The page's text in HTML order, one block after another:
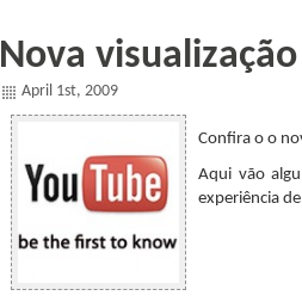
Nova
April 1st, 2009
Confira o o
Aqui vão
experiência